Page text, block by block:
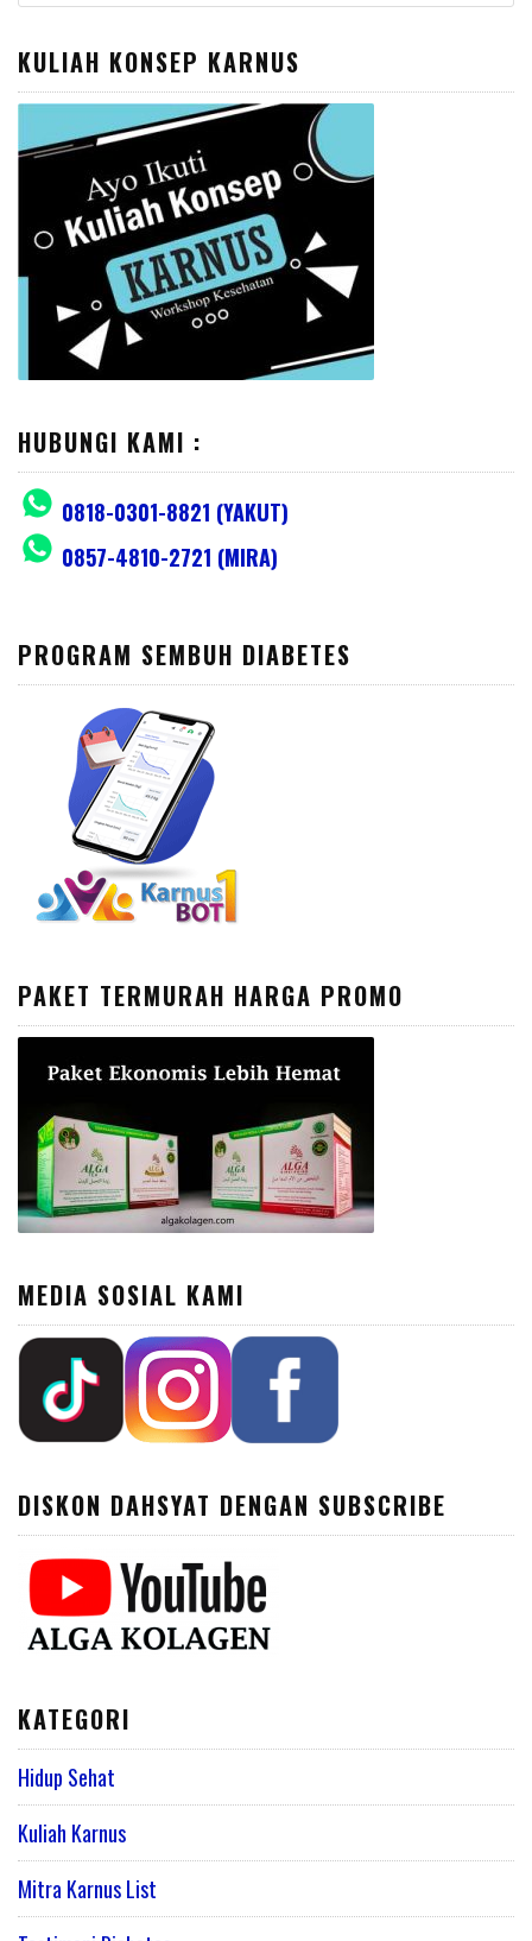
for:
KULIAH KONSEP KARNUS
HUBUNGI KAMI :
0818-0301-8821 (YAKUT)
0857-4810-2721 (MIRA)
PROGRAM SEMBUH DIABETES
PAKET TERMURAH HARGA PROMO
MEDIA SOSIAL KAMI
DISKON DAHSYAT DENGAN SUBSCRIBE
KATEGORI
Hidup Sehat
Kuliah Karnus
Mitra Karnus List